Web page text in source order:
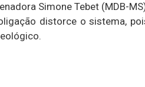
Simone Tebet (MDB-
distorce o sistema,